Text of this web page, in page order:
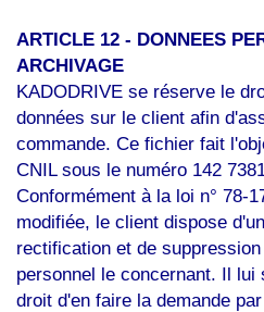
ARTICLE 12 - DONNEES
ARCHIVAGE
KADODRIVE se réserve le
données sur le client afin
commande. Ce fichier fait
CNIL sous le numéro 142
Conformément à la loi n° 78-
modifiée, le client dispose
rectification et de
personnel le concernant. Il
droit d'en faire la demande